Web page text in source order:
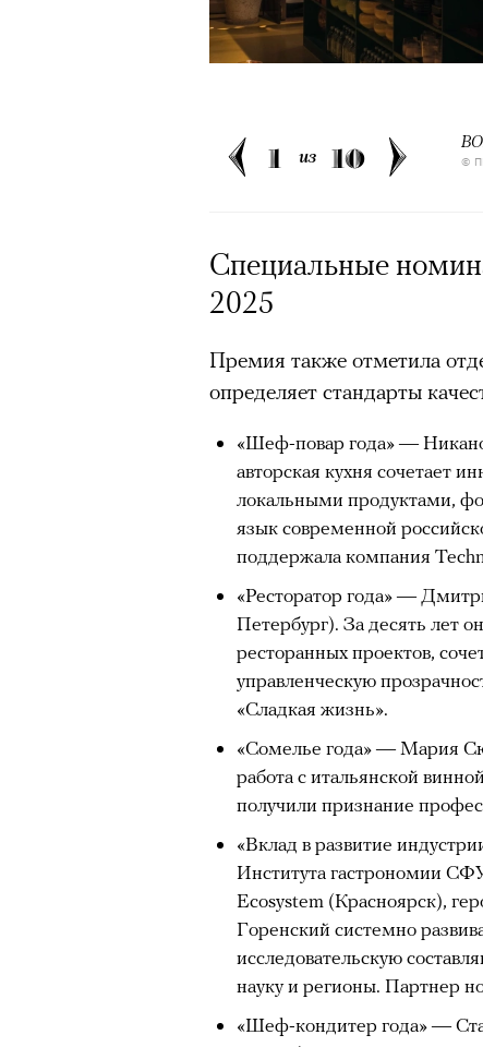
1 из 10 ©
Специальные
2025
Премия также отметила
определяет стандарты
«Шеф-повар года» —
авторская кухня сочетает
локальными продуктами,
язык современной
поддержала компания
«Ресторатор года» —
Петербург). За десять лет
ресторанных проектов,
управленческую
«Сладкая жизнь».
«Сомелье года» — Мария
работа с итальянской
получили признание
«Вклад в развитие
Института гастрономии
Ecosystem (Красноярск),
Горенский системно
исследовательскую
науку и регионы.
«Шеф-кондитер года» —
погибших. Бывший
историческому рекорду —
Нирмал Пурджа после рекордного
мира. Катманду, 2019 год
© NAVESH CHITRAKAR / REUTERS
Статистика последних лет
опасность высотного
горах Австриипогибли309
максимумом для региона.
несчастных случаев в горах
Shimbun классифицирует
вести»). На Эвересте в
альпинистов, а в 2025-м —
сообщества стал октябрь
Дхаулагири в Непале
опытных альпинистов. Год